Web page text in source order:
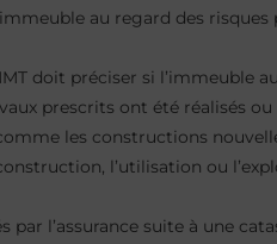
au regard des risques
doit préciser si l’immeuble
prescrits ont été réalisés
les constructions
l’utilisation ou
l’assurance suite à une